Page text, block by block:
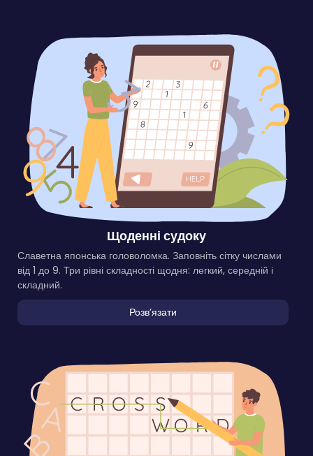
Щоденні судоку
Славетна японська головоломка. Заповніть сітку числами
від 1 до 9. Три рівні складності щодня: легкий, середній і
складний.
Розвʼязати